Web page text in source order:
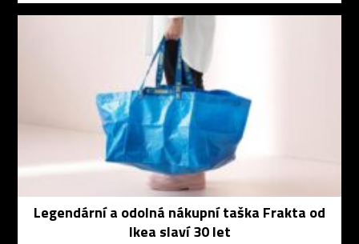
Legendární a odolná nákupní taška Frakta od
Ikea slaví 30 let